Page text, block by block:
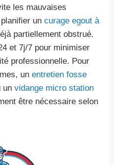
les mauvaises
un curage egout à
partiellement obstrué.
et 7j/7 pour minimiser
professionnelle. Pour
un entretien fosse
un vidange micro station
être nécessaire selon